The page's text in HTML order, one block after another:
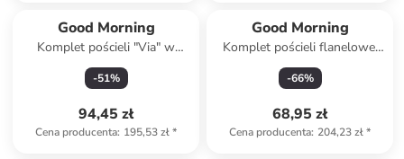
Good Morning
Komplet pościeli "Via" w
kolorze biało-miętowym
-51%
94,45 zł
Cena producenta: 195,53 zł*
Good Morning
Komplet pościeli flanelowej
"Senzi" w kolorze
jasnoróżowo-zielonym
-66%
68,95 zł
Cena producenta: 204,23 zł*